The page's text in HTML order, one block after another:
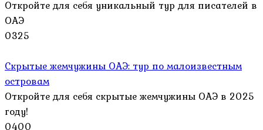
Откройте для себя уникальный тур для писателей в
ОАЭ
0325
Скрытые жемчужины ОАЭ: тур по малоизвестным
островам
Откройте для себя скрытые жемчужины ОАЭ в 2025
году!
0400